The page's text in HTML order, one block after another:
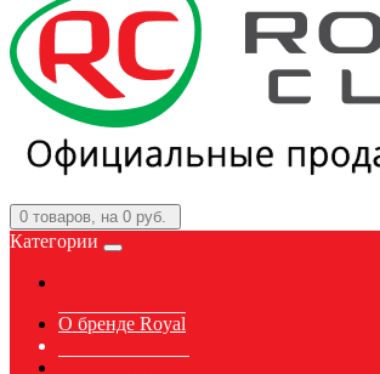
0 товаров, на 0 руб.
Категории
О бренде Royal